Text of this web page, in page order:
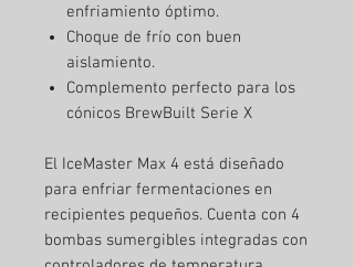
enfriamiento óptimo.
Choque de frío con buen
aislamiento.
Complemento perfecto para los
cónicos BrewBuilt Serie X
El IceMaster Max 4 está diseñado
para enfriar fermentaciones en
recipientes pequeños. Cuenta con 4
bombas sumergibles integradas con